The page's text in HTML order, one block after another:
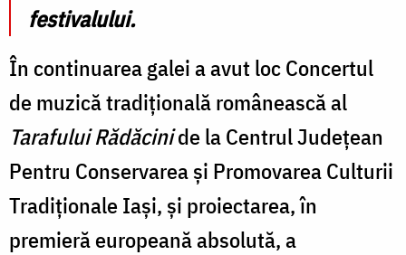
festivalului.
În continuarea galei a avut loc Concertul
de muzică tradițională românească al
Tarafului Rădăcinide la Centrul Județean
Pentru Conservarea și Promovarea Culturii
Tradiționale Iași, și proiectarea, în
premieră europeană absolută, a